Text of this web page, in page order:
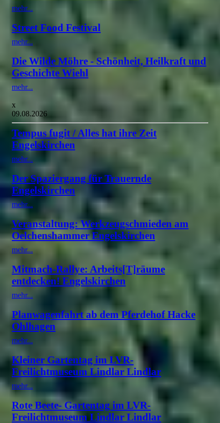
mehr...
Street Food Festival
mehr...
Die Wilde Möhre - Schönheit, Heilkraft und
Geschichte Wiehl
mehr...
x
09.08.2026
Tempus fugit / Alles hat ihre Zeit
Engelskirchen
mehr...
Der Spaziergang für Trauernde
Engelskirchen
mehr...
Veranstaltung: Werkzeugschmieden am
Oelchenshammer Engelskirchen
mehr...
Mitmach-Rallye: Arbeits[T]räume
entdecken! Engelskirchen
mehr...
Planwagenfahrt ab dem Pferdehof Hacke
Ohlhagen
mehr...
Kleiner Gartentag im LVR-
Freilichtmuseum Lindlar Lindlar
mehr...
Rote Beete- Gartentag im LVR-
Freilichtmuseum Lindlar Lindlar